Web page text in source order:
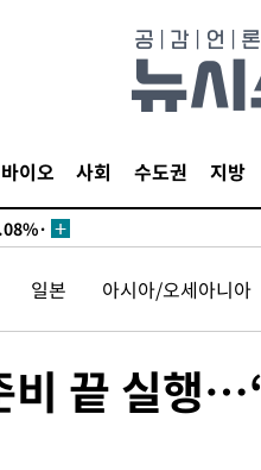
이오 사회 수도권 지방
정청
것"
레티
일본 아시아/오세아니아
비 끝 실행